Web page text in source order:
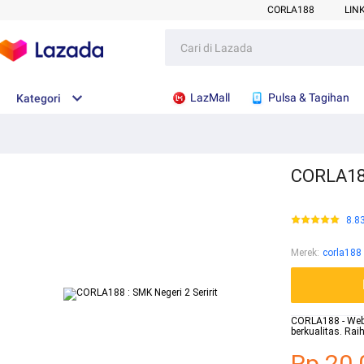
CORLA188
Kategori LazMall Pulsa & Tagihan
Merek: corla188
CORLA188 -
berkualitas.